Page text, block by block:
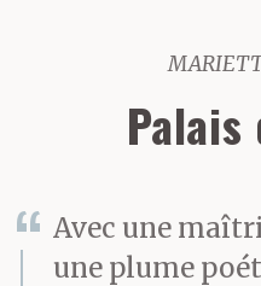
Palais
Avec une
une plume